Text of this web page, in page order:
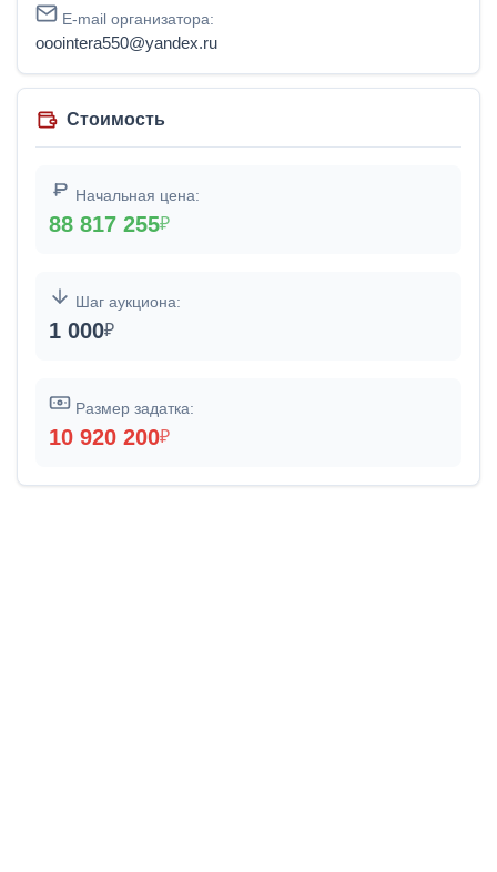
E-mail организатора:
ooointera550@yandex.ru
Стоимость
Начальная цена:
88 817 255₽
Шаг аукциона:
1 000₽
Размер задатка:
10 920 200₽